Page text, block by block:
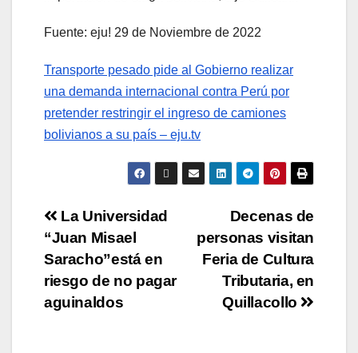
Fuente: eju! 29 de Noviembre de 2022
Transporte pesado pide al Gobierno realizar
una demanda internacional contra Perú por
pretender restringir el ingreso de camiones
bolivianos a su país – eju.tv
Decenas de
personas visitan
Feria de Cultura
Tributaria, en
Quillacollo
La Universidad
“Juan Misael
Saracho”está en
riesgo de no pagar
aguinaldos